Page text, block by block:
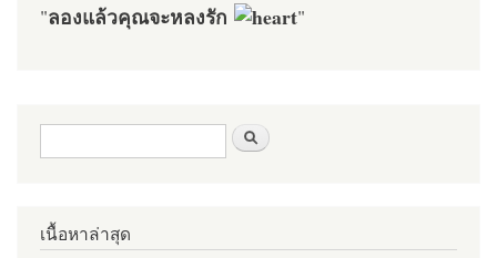
"ลองแล้วคุณจะหลงรัก "
ฟอร์มค้นหา
เนื้อหาล่าสุด